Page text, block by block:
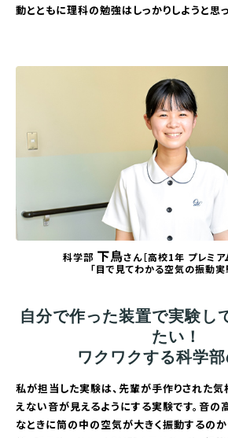
動とともに理科の勉強はしっかりしようと思っ
科学部 下鳥さん［高校1年 プレミア
「目で見てわかる空気の振動実
自分で作った装置で実験し
たい！
ワクワクする科学
私が担当した実験は、先輩が手作りされた気
えない音が見えるようにする実験です。音の
なときに筒の中の空気が大きく振動するの